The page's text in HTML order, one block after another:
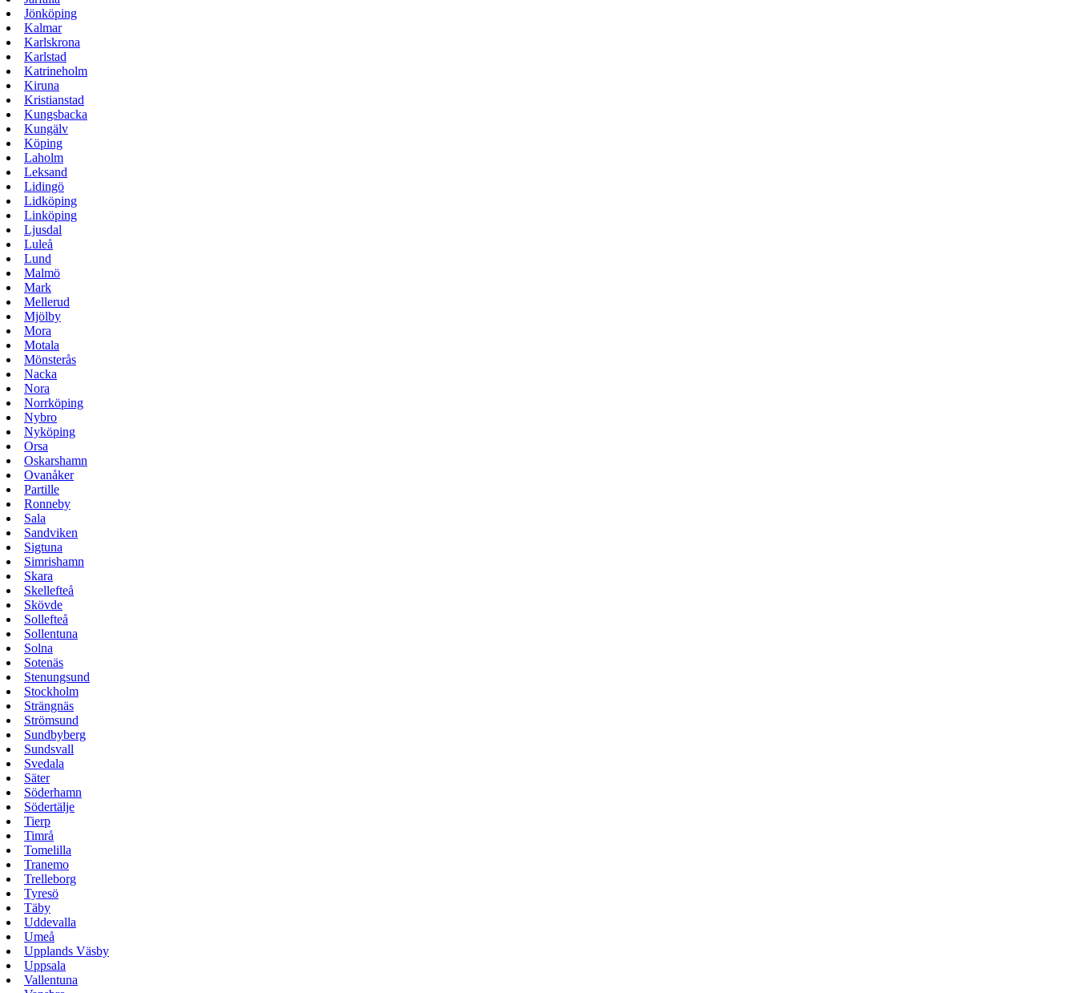
Jönköping
Kalmar
Karlskrona
Karlstad
Katrineholm
Kiruna
Kristianstad
Kungsbacka
Kungälv
Köping
Laholm
Leksand
Lidingö
Lidköping
Linköping
Ljusdal
Luleå
Lund
Malmö
Mark
Mellerud
Mjölby
Mora
Motala
Mönsterås
Nacka
Nora
Norrköping
Nybro
Nyköping
Orsa
Oskarshamn
Ovanåker
Partille
Ronneby
Sala
Sandviken
Sigtuna
Simrishamn
Skara
Skellefteå
Skövde
Sollefteå
Sollentuna
Solna
Sotenäs
Stenungsund
Stockholm
Strängnäs
Strömsund
Sundbyberg
Sundsvall
Svedala
Säter
Söderhamn
Södertälje
Tierp
Timrå
Tomelilla
Tranemo
Trelleborg
Tyresö
Täby
Uddevalla
Umeå
Upplands Väsby
Uppsala
Vallentuna